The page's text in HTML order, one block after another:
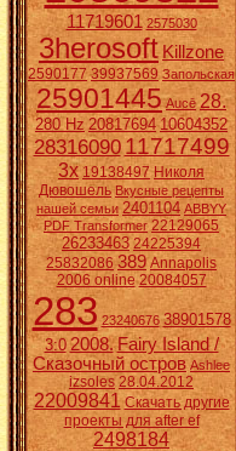
11719601 2575030
3herosoft Killzone
2590177 39937569 Запольская
25901445 Aucē 28.
280 Hz 20817694 10604352
2831609011717499
3x 19138497 Николя
Дювошель Вкусные рецепты
нашей семьи 2401104 ABBYY
PDF Transformer 22129065
26233463 24225394
25832086 389 Annapolis
2006 online 20084057
283 23240676 38901578
3:0 2008. Fairy Island /
Сказочный остров Ashlee
izsoles 28.04.2012
22009841 Скачать другие
проекты для after ef
2498184